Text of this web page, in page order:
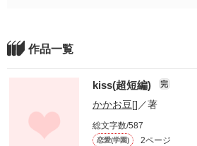
作品一覧
kiss(超短編) 完
かかお豆[] ／著
総文字数/587
恋愛(学園) 2ページ